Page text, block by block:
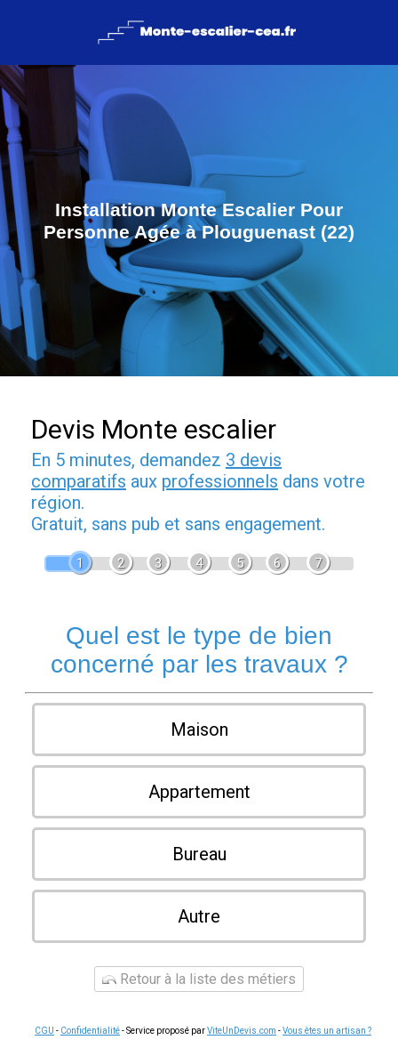
Installation Monte Escalier Pour
Personne Agée à Plouguenast (22)
Devis Monte escalier
En 5 minutes, demandez 3 devis
comparatifs aux professionnels dans votre
région.
Gratuit, sans pub et sans engagement.
1 2 3 4 5 6 7
Quel est le type de bien
concerné par les travaux ?
Maison
Appartement
Bureau
Autre
Retour à la liste des métiers
CGU - Confidentialité- Service proposé parViteUnDevis.com -Vous êtes un artisan ?